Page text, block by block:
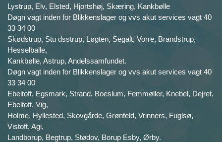
Lystrup, Elv, Elsted, Hjortshøj, Skæring, Kankbølle
Døgn vagt inden for Blikkenslager og vvs akut services vagt 40
33 34 00
Skødstrup, Stu dsstrup, Løgten, Segalt, Vorre, Brandstrup,
Hesselballe,
Kankbølle, Astrup, Andelssamfundet.
Døgn vagt inden for Blikkenslager og vvs akut services vagt 40
33 34 00
Ebeltoft, Egsmark, Strand, Boeslum, Femmøller, Knebel, Dejret,
Ebeltoft, Vig,
Holme, Hyllested, Skovgårde, Grønfeld, Vrinners, Fuglsø,
Vistoft, Agi,
Landborup, Begtrup, Stødov, Borup Esby, Ørby.